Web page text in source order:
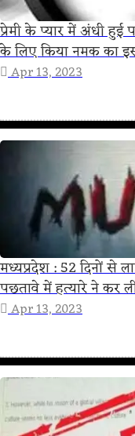
प्रेमी के प्यार में अंधी हुई
के लिए किया नमक का
Apr 13, 2023
मध्यप्रदेश : 52 दिनों से
पछतावे में हत्‍यारे ने कर
Apr 13, 2023